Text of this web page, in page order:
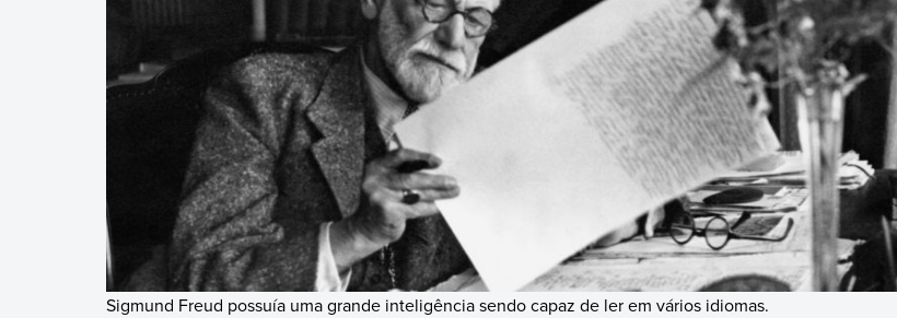
Sigmund Freud possuía uma grande inteligência sendo capaz de ler em vários idiomas.